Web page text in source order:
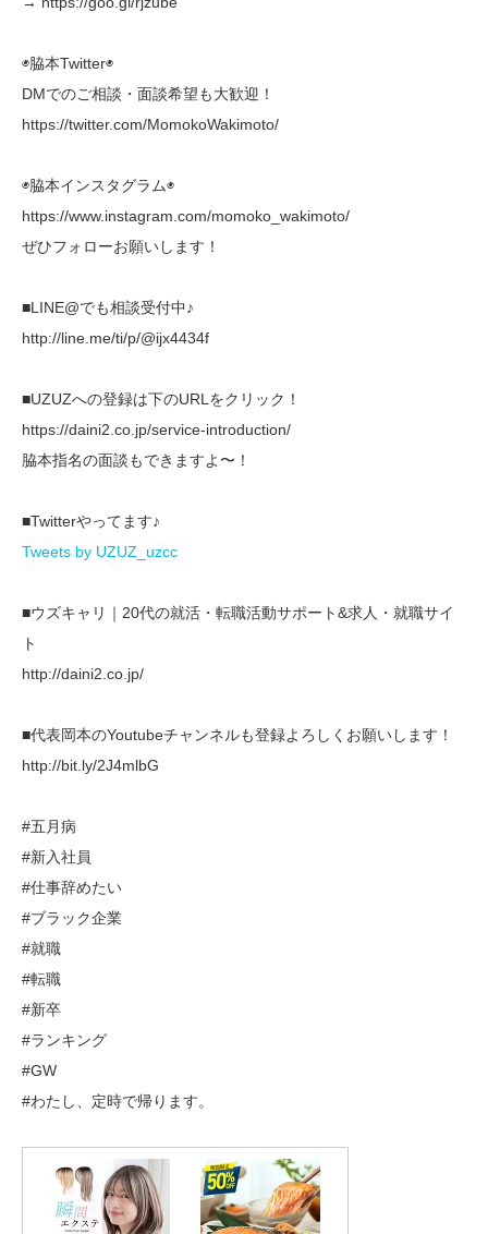
◉脇本Twitter◉
DMでのご相談・面談希望も大歓迎！
https://twitter.com/MomokoWakimoto/
◉脇本インスタグラム◉
https://www.instagram.com/momoko_wakimoto/
ぜひフォローお願いします！
■LINE@でも相談受付中♪
http://line.me/ti/p/@ijx4434f
■UZUZへの登録は下のURLをクリック！
https://daini2.co.jp/service-introduction/
脇本指名の面談もできますよ〜！
■Twitterやってます♪
Tweets by UZUZ_uzcc
■ウズキャリ｜20代の就活・転職活動サポート&求人・就職サイ
ト
http://daini2.co.jp/
■代表岡本のYoutubeチャンネルも登録よろしくお願いします！
http://bit.ly/2J4mlbG
#五月病
#新入社員
#仕事辞めたい
#ブラック企業
#就職
#転職
#新卒
#ランキング
#GW
#わたし、定時で帰ります。